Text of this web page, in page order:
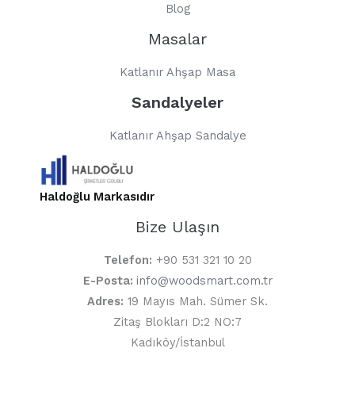
Blog
Masalar
Katlanır Ahşap Masa
Sandalyeler
Katlanır Ahşap Sandalye
Haldoğlu Markasıdır
Bize Ulaşın
Telefon: +90 531 321 10 20
E-Posta: info@woodsmart.com.tr
Adres: 19 Mayıs Mah. Sümer Sk.
Zitaş Blokları D:2 NO:7
Kadıköy/İstanbul